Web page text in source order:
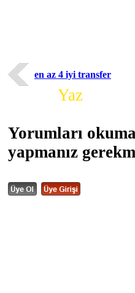
en az 4 iyi transfer
Yaz
Yorumları
yapmanız